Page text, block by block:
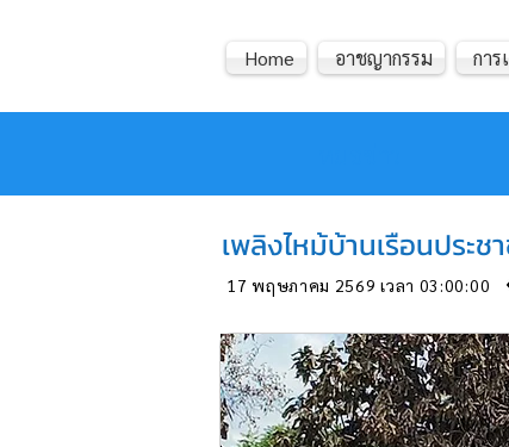
Home อาชญากรรม การ
เพลิงไหม้บ้านเรือนประ
17 พฤษภาคม 2569 เวลา 03:00:00